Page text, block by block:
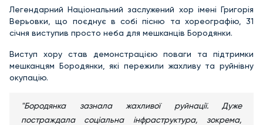
Легендарний Національний заслужений хор імені Григорія
Верьовки, що поєднує в собі пісню та хореографію, 31
січня виступив просто неба для мешканців Бородянки.
Виступ хору став демонстрацією поваги та підтримки
мешканцям Бородянки, які пережили жахливу та руйнівну
окупацію.
"Бородянка зазнала жахливої руйнації. Дуже
постраждала соціальна інфраструктура, зокрема,